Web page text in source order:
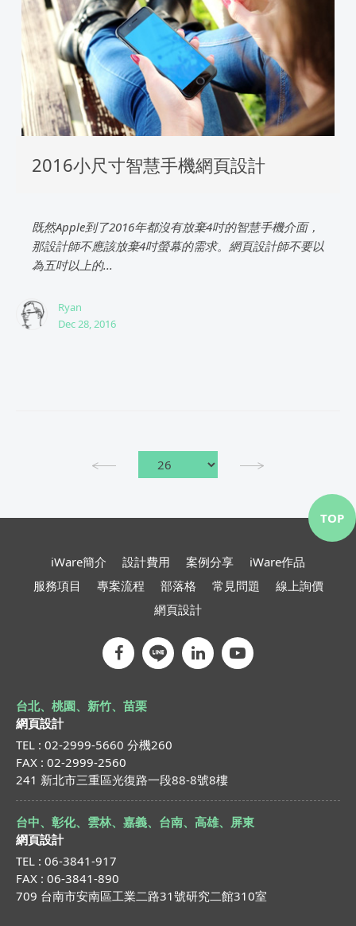
2016小尺寸智慧手機網頁設計
既然Apple到了2016年都沒有放棄4吋的智慧手機介面，
那設計師不應該放棄4吋螢幕的需求。網頁設計師不要以
為五吋以上的...
Ryan
Dec 28, 2016
iWare簡介 設計費用 案例分享
iWare作品
服務項目
專案流程 部落格 常見問題
線上詢價
網頁設計
台北、桃園、新竹、苗栗
網頁設計
TEL : 02-2999-5660 分機260
FAX : 02-2999-2560
241 新北市三重區光復路一段88-8號8樓
台中、彰化、雲林、嘉義、台南、高雄、屏東
網頁設計
TEL : 06-3841-917
FAX : 06-3841-890
709 台南市安南區工業二路31號研究二館310室
TOP